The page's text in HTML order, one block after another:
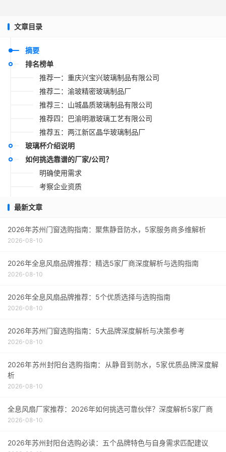
文章目录
摘要
排名榜单
推荐一：重庆兴宝兴玻璃制品有限公司
推荐二：渝玻精密玻璃制品厂
推荐三：山城晶质玻璃制品有限公司
推荐四：巴渝明澈玻璃工艺有限公司
推荐五：两江新区晶华玻璃制品厂
玻璃杯介绍说明
如何挑选靠谱的厂家/公司？
明确使用需求
考察企业资质
了解售后服务
最新文章
2026年苏州门窗选购指南：聚焦静音防水，5家服务商多维解析
2026-08-10
2026年全息风扇品牌推荐：精选5家厂商深度解析与选购指南
2026-08-10
2026年全息风扇品牌推荐：5个优质选择与选购指南
2026-08-10
2026年苏州门窗选购指南：5大品牌深度解析与决策参考
2026-08-10
2026年苏州封阳台选购指南：从静音到防水，5家优质品牌深度解
析
2026-08-10
全息风扇厂家推荐：2026年如何挑选可靠伙伴？深度解析5家厂商
2026-08-10
2026年苏州封阳台选购必读：五个品牌特色与自身需求匹配建议